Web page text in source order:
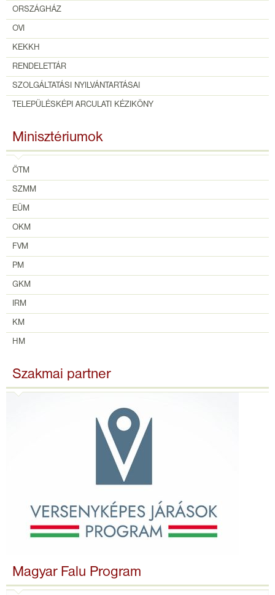
ORSZÁGHÁZ
OVI
KEKKH
RENDELETTÁR
SZOLGÁLTATÁSI NYILVÁNTARTÁSAI
TELEPÜLÉSKÉPI ARCULATI KÉZIKÖNY
Minisztériumok
ÖTM
SZMM
EÜM
OKM
FVM
PM
GKM
IRM
KM
HM
Szakmai partner
Magyar Falu Program